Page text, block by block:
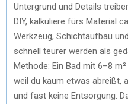
Untergrund und Details
DIY, kalkuliere fürs Material
Werkzeug, Schichtaufbau
schnell teurer werden als
Methode: Ein Bad mit 6–8
weil du kaum etwas abreißt,
und fast keine Entsorgung.